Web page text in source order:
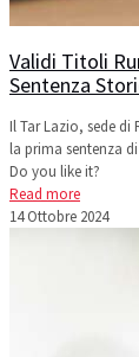
Validi Titoli
Sentenza
Il Tar Lazio, sede di
la prima sentenza
Do you like it?
Read more
14 Ottobre 2024